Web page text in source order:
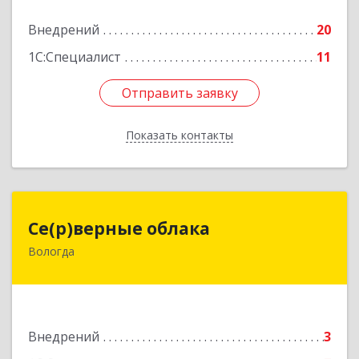
Внедрений
20
1С:Специалист
11
Отправить заявку
Показать контакты
Подробнее
Отправить заявку
Назад
Се(р)верные облака
Вологда
Внедрений
3
Се(р)верные облака